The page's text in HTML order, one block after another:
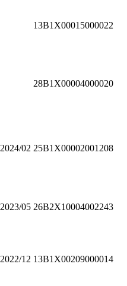
13B1X00015000022
28B1X00004000020
2024/02 25B1X00002001208
2023/05 26B2X10004002243
2022/12 13B1X00209000014